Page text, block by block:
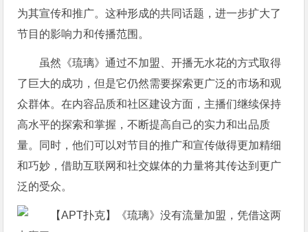
为其宣传和推广。这种形成的共同话题，进一步扩大了
节目的影响力和传播范围。
虽然《琉璃》通过不加盟、开播无水花的方式取得
了巨大的成功，但是它仍然需要探索更广泛的市场和观
众群体。在内容品质和社区建设方面，主播们继续保持
高水平的探索和掌握，不断提高自己的实力和出品质
量。同时，他们可以对节目的推广和宣传做得更加精细
和巧妙，借助互联网和社交媒体的力量将其传达到更广
泛的受众。